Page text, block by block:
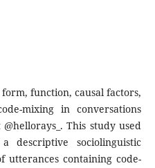
function, causal factors,
mixing in conversations
This study used
descriptive sociolinguistic
containing code-